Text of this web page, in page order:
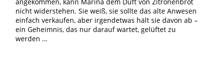
nicht widerstehen. Sie weiß, sie sollte das alte Anwesen
einfach verkaufen, aber irgendetwas hält sie davon ab –
ein Geheimnis, das nur darauf wartet, gelüftet zu
werden …